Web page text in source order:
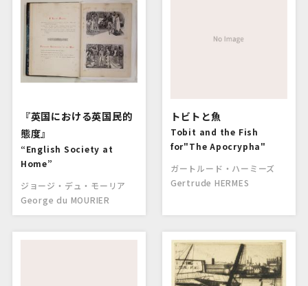
『英国における英国民的
態度』
“English Society at
Home”
ジョージ・デュ・モーリア
George du MOURIER
トビトと魚
Tobit and the Fish
for"The Apocrypha"
ガートルード・ハーミーズ
Gertrude HERMES